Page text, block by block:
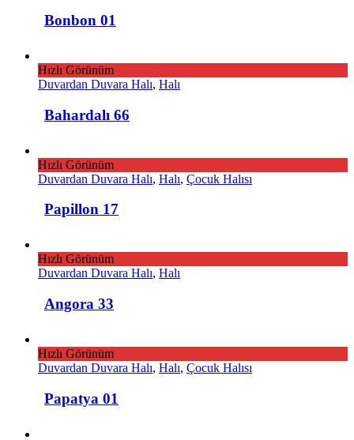
Bonbon 01
Hızlı Görünüm
Duvardan Duvara Halı, Halı
Bahardalı 66
Hızlı Görünüm
Duvardan Duvara Halı, Halı, Çocuk Halısı
Papillon 17
Hızlı Görünüm
Duvardan Duvara Halı, Halı
Angora 33
Hızlı Görünüm
Duvardan Duvara Halı, Halı, Çocuk Halısı
Papatya 01